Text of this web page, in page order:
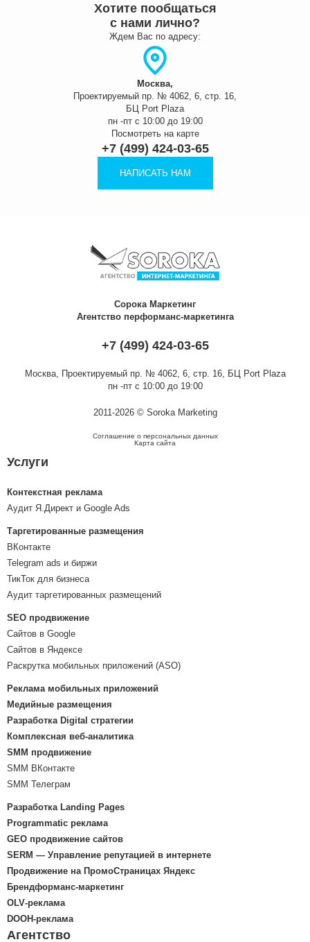
Хотите пообщаться
с нами лично?
Ждем Вас по адресу:
Москва,
Проектируемый пр. № 4062, 6, стр. 16,
БЦ Port Plaza
пн -пт с 10:00 до 19:00
Посмотреть на карте
+7 (499) 424-03-65
НАПИСАТЬ НАМ
Сорока Маркетинг
Агентство перформанс-маркетинга
+7 (499) 424-03-65
Москва,
Проектируемый пр. № 4062, 6, стр. 16, БЦ Port Plaza
пн -пт с 10:00 до 19:00
2011-2026 © Soroka Marketing
Соглашение о персональных данных
Карта сайта
Услуги
Контекстная реклама
Аудит Я.Директ и Google Ads
Таргетированные размещения
ВКонтакте
Telegram ads и биржи
ТикТок для бизнеса
Аудит таргетированных размещений
SEO продвижение
Сайтов в Google
Сайтов в Яндексе
Раскрутка мобильных приложений (ASO)
Реклама мобильных приложений
Медийные размещения
Разработка Digital стратегии
Комплексная веб-аналитика
SMM продвижение
SMM ВКонтакте
SMM Телеграм
Разработка Landing Pages
Programmatic реклама
GEO продвижение сайтов
SERM — Управление репутацией в интернете
Продвижение на ПромоСтраницах Яндекс
Брендформанс-маркетинг
OLV‑реклама
DOOH‑реклама
Агентство